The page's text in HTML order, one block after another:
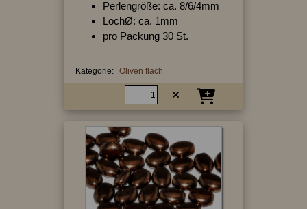
Perlengröße: ca. 8/6/4mm
LochØ: ca. 1mm
pro Packung 30 St.
Kategorie: Oliven flach